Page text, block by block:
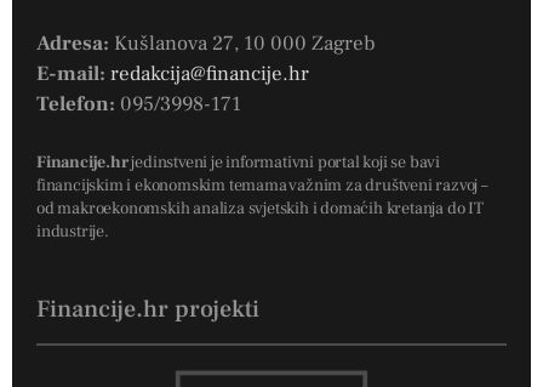
Adresa: Kušlanova 27, 10 000 Zagreb
E-mail: redakcija@financije.hr
Telefon: 095/3998-171
Financije.hrjedinstveni je informativni portal koji se bavi
financijskim i ekonomskim temama važnim za društveni razvoj –
od makroekonomskih analiza svjetskih i domaćih kretanja do IT
industrije.
Financije.hr projekti